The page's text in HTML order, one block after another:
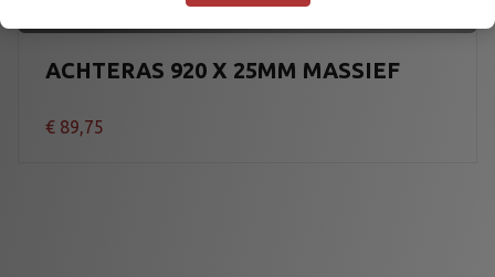
ACHTERAS 920 X 25MM MASSIEF
€ 89,75